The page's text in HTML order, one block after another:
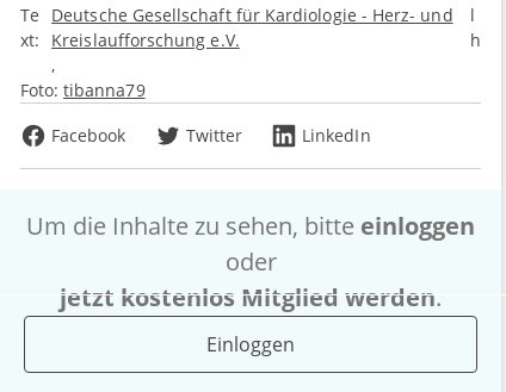
Te
xt:
Deutsche Gesellschaft für Kardiologie - Herz- und
Kreislaufforschung e.V.
l
h
Foto: tibanna79
Facebook
Twitter LinkedIn
Um die Inhalte zu sehen, bitte einloggen
oder
jetzt kostenlos Mitglied werden.
Einloggen